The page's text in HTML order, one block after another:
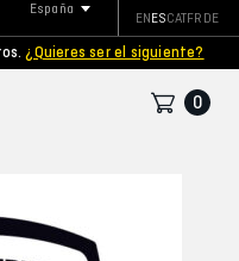
¿Quieres ser el siguiente?
España
ENESCATFR DE
0